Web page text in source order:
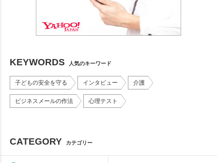
KEYWORDS 人気のキーワード
子どもの安全を守る インタビュー 介護
ビジネスメールの作法 心理テスト
CATEGORY カテゴリー